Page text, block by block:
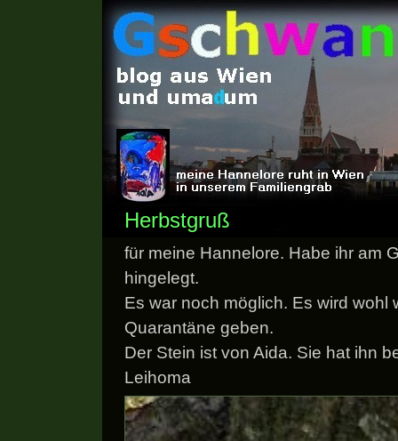
Herbstgruß
für meine Hannelore. Habe ihr am
hingelegt.
Es war noch möglich. Es wird wohl
Quarantäne geben.
Der Stein ist von Aida. Sie hat ihn
Leihoma